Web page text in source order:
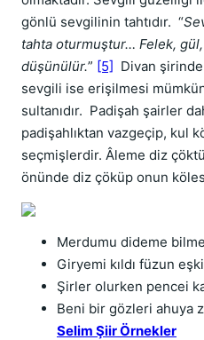
gönlü sevgilinin tahtıdır. “
tahta oturmuştur… Felek,
düşünülür.” [5] Divan
sevgili ise erişilmesi
sultanıdır. Padişah şairler
padişahlıktan vazgeçip, kul
seçmişlerdir. Âleme diz
önünde diz çöküp onun
Merdumu dideme
Giryemi kıldı füzun
Şirler olurken pencei
Beni bir gözleri ahuya
Selim Şiir Örnekler